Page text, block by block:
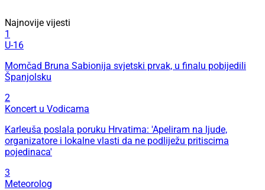
Najnovije vijesti
1
U-16
Momčad Bruna Sabionija svjetski prvak, u finalu pobijedili
Španjolsku
2
Koncert u Vodicama
Karleuša poslala poruku Hrvatima: 'Apeliram na ljude,
organizatore i lokalne vlasti da ne podliježu pritiscima
pojedinaca'
3
Meteorolog